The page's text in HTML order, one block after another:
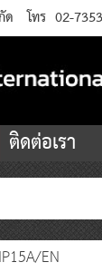
ด โทร 02-
ติดต่อเรา
EN